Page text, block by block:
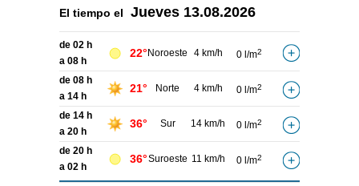
El tiempo el Jueves 13.08.2026
de 02 h
a 08 h
22° Noroeste 4 km/h 0 l/m2
de 08 h
a 14 h
21° Norte 4 km/h 0 l/m2
de 14 h
a 20 h
36° Sur 14 km/h 0 l/m2
de 20 h
a 02 h
36°Suroeste 11 km/h 0 l/m2